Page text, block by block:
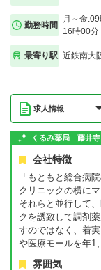
勤務時間
月～金
16時00分
最寄り駅 近鉄南大
求人情報
くるみ薬局 藤井
会社特徴
「もともと総合病
クリニックの横に
それらと並行して
クを誘致して調剤
すのではなく、着
や医療モールを年1
雰囲気